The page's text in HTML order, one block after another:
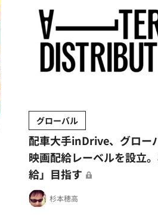
グローバル
配車大手inDrive、グロー
映画配給レーベルを設立
給」目指す
杉本穂高